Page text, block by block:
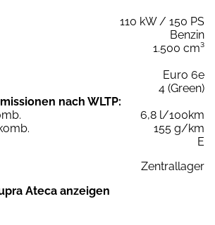
110 kW / 150 PS
Benzin
1.500 cm³
Euro 6e
4 (Green)
nach WLTP:
6,8 l/100km
155 g/km
E
Zentrallager
Ateca anzeigen